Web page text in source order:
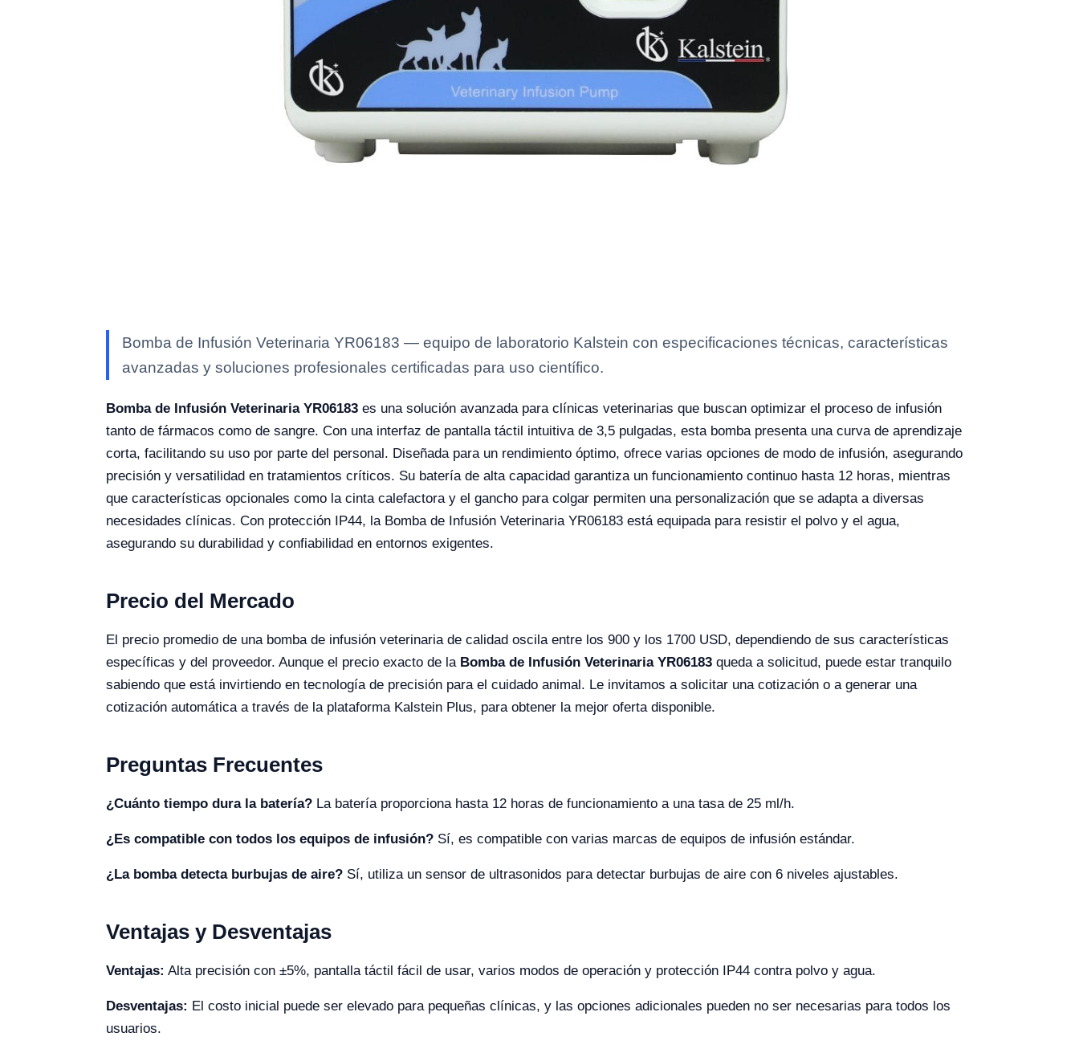
Bomba de Infusión Veterinaria YR06183 — equipo de laboratorio Kalstein con especificaciones técnicas, características
avanzadas y soluciones profesionales certificadas para uso científico.
Bomba de Infusión Veterinaria YR06183 es una solución avanzada para clínicas veterinarias que buscan optimizar el proceso de infusión
tanto de fármacos como de sangre. Con una interfaz de pantalla táctil intuitiva de 3,5 pulgadas, esta bomba presenta una curva de aprendizaje
corta, facilitando su uso por parte del personal. Diseñada para un rendimiento óptimo, ofrece varias opciones de modo de infusión, asegurando
precisión y versatilidad en tratamientos críticos. Su batería de alta capacidad garantiza un funcionamiento continuo hasta 12 horas, mientras
que características opcionales como la cinta calefactora y el gancho para colgar permiten una personalización que se adapta a diversas
necesidades clínicas. Con protección IP44, la Bomba de Infusión Veterinaria YR06183 está equipada para resistir el polvo y el agua,
asegurando su durabilidad y confiabilidad en entornos exigentes.
Precio del Mercado
El precio promedio de una bomba de infusión veterinaria de calidad oscila entre los 900 y los 1700 USD, dependiendo de sus características
específicas y del proveedor. Aunque el precio exacto de la Bomba de Infusión Veterinaria YR06183 queda a solicitud, puede estar tranquilo
sabiendo que está invirtiendo en tecnología de precisión para el cuidado animal. Le invitamos a solicitar una cotización o a generar una
cotización automática a través de la plataforma Kalstein Plus, para obtener la mejor oferta disponible.
Preguntas Frecuentes
¿Cuánto tiempo dura la batería? La batería proporciona hasta 12 horas de funcionamiento a una tasa de 25 ml/h.
¿Es compatible con todos los equipos de infusión? Sí, es compatible con varias marcas de equipos de infusión estándar.
¿La bomba detecta burbujas de aire? Sí, utiliza un sensor de ultrasonidos para detectar burbujas de aire con 6 niveles ajustables.
Ventajas y Desventajas
Ventajas: Alta precisión con ±5%, pantalla táctil fácil de usar, varios modos de operación y protección IP44 contra polvo y agua.
Desventajas: El costo inicial puede ser elevado para pequeñas clínicas, y las opciones adicionales pueden no ser necesarias para todos los
usuarios.